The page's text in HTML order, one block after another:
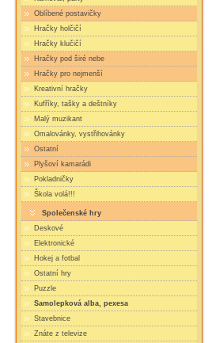
Oblíbené postavičky
Hračky holčičí
Hračky klučičí
Hračky pod širé nebe
Hračky pro nejmenší
Kreativní hračky
Kufříky, tašky a deštníky
Malý muzikant
Omalovánky, vystřihovánky
Ostatní
Plyšoví kamarádi
Pokladničky
Škola volá!!!
Společenské hry
Deskové
Elektronické
Hokej a fotbal
Ostatní hry
Puzzle
Samolepková alba, pexesa
Stavebnice
Znáte z televize